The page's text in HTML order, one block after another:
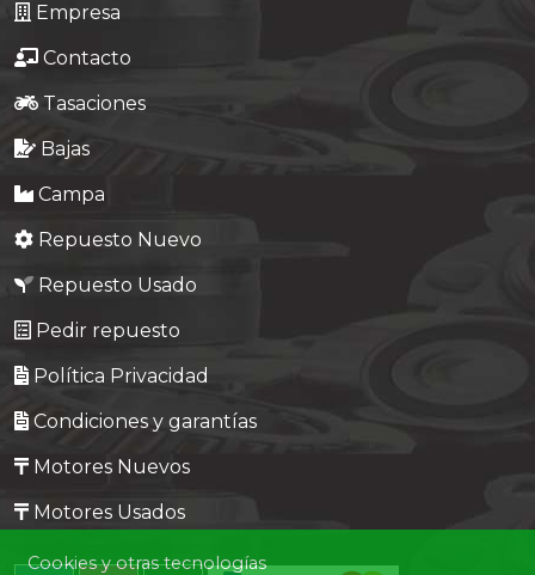
Empresa
Contacto
Tasaciones
Bajas
Campa
Repuesto Nuevo
Repuesto Usado
Pedir repuesto
Política Privacidad
Condiciones y garantías
Motores Nuevos
Motores Usados
Cookies y otras tecnologías